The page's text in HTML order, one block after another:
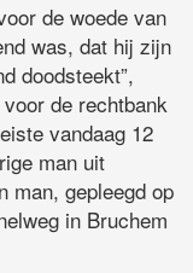
de woede van
was, dat hij zijn
doodsteekt”,
de rechtbank
vandaag 12
man uit
man, gepleegd op
in Bruchem